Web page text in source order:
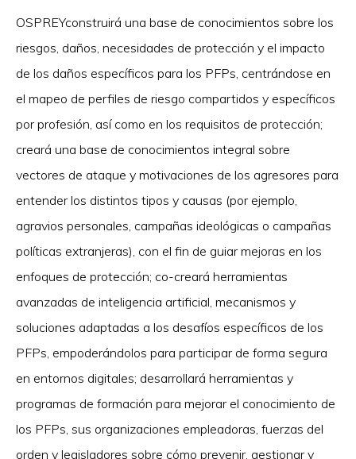
OSPREYconstruirá una base de conocimientos sobre los
riesgos, daños, necesidades de protección y el impacto
de los daños específicos para los PFPs, centrándose en
el mapeo de perfiles de riesgo compartidos y específicos
por profesión, así como en los requisitos de protección;
creará una base de conocimientos integral sobre
vectores de ataque y motivaciones de los agresores para
entender los distintos tipos y causas (por ejemplo,
agravios personales, campañas ideológicas o campañas
políticas extranjeras), con el fin de guiar mejoras en los
enfoques de protección; co-creará herramientas
avanzadas de inteligencia artificial, mecanismos y
soluciones adaptadas a los desafíos específicos de los
PFPs, empoderándolos para participar de forma segura
en entornos digitales; desarrollará herramientas y
programas de formación para mejorar el conocimiento de
los PFPs, sus organizaciones empleadoras, fuerzas del
orden y legisladores sobre cómo prevenir, gestionar y